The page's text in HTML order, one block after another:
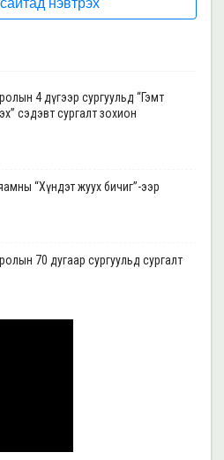
4 дүгээр сургуульд “Гэмт
сэдэвт сургалт зохион
“Хүндэт жуух бичиг”-ээр
70 дугаар сургуульд сургалт